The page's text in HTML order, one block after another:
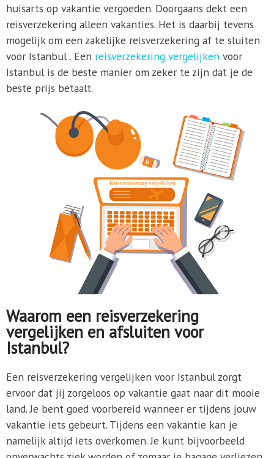
huisarts op vakantie vergoeden. Doorgaans dekt een
reisverzekering alleen vakanties. Het is daarbij tevens
mogelijk om een zakelijke reisverzekering af te sluiten
voor Istanbul . Een reisverzekering vergelijkenvoor
Istanbul is de beste manier om zeker te zijn dat je de
beste prijs betaalt.
Waarom een reisverzekering
vergelijken en afsluiten voor
Istanbul?
Een reisverzekering vergelijken voor Istanbul zorgt
ervoor dat jij zorgeloos op vakantie gaat naar dit mooie
land. Je bent goed voorbereid wanneer er tijdens jouw
vakantie iets gebeurt. Tijdens een vakantie kan je
namelijk altijd iets overkomen. Je kunt bijvoorbeeld